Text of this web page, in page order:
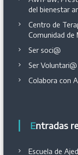
del bienestar
Centro de
Comunidad de
Ser soci@
Ser Voluntari@
Colabora con
Entradas
Escuela de